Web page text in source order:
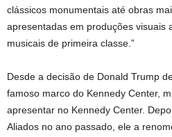
clássicos monumentais até obras
apresentadas em produções visuais
musicais de primeira classe.”
Desde a decisão de Donald Trump
famoso marco do Kennedy Center,
apresentar no Kennedy Center.
Aliados no ano passado, ele a